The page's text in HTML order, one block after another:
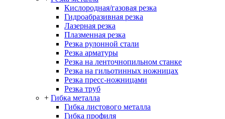
Кислородная/газовая резка
Гидроабразивная резка
Лазерная резка
Плазменная резка
Резка рулонной стали
Резка арматуры
Резка на ленточнопильном станке
Резка на гильотинных ножницах
Резка пресс-ножницами
Резка труб
+ Гибка металла
Гибка листового металла
Гибка профиля